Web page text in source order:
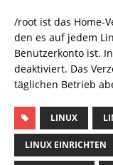
/root ist das Home-
den es auf jedem
Benutzerkonto ist.
deaktiviert. Das
täglichen Betrieb
LINUX
LINUX EINRICHTEN